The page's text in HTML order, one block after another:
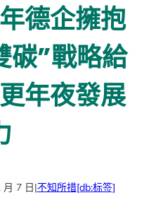
德企擁抱
碳”戰略給
年夜發展
7 日|不知所措[db:标签]